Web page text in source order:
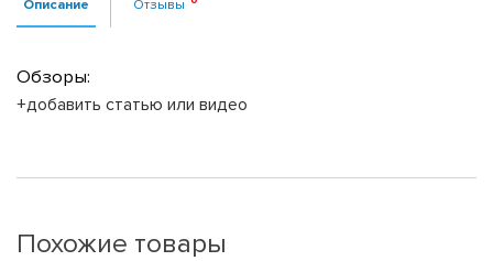
Описание Отзывы
Обзоры:
+добавить статью или видео
Похожие товары